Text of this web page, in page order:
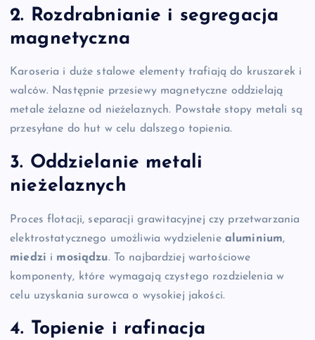
2. Rozdrabnianie i segregacja
magnetyczna
Karoseria i duże stalowe elementy trafiają do kruszarek i
walców. Następnie przesiewy magnetyczne oddzielają
metale żelazne od nieżelaznych. Powstałe stopy metali są
przesyłane do hut w celu dalszego topienia.
3. Oddzielanie metali
nieżelaznych
Proces flotacji, separacji grawitacyjnej czy przetwarzania
elektrostatycznego umożliwia wydzielenie aluminium,
miedzi i mosiądzu. To najbardziej wartościowe
komponenty, które wymagają czystego rozdzielenia w
celu uzyskania surowca o wysokiej jakości.
4. Topienie i rafinacja